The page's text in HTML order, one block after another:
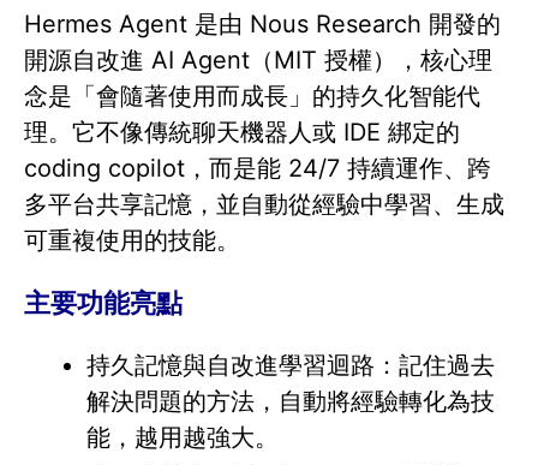
Hermes Agent 是由 Nous Research 開發的
開源自改進 AI Agent（MIT 授權），核心理
念是「會隨著使用而成長」的持久化智能代
理。它不像傳統聊天機器人或 IDE 綁定的
coding copilot，而是能 24/7 持續運作、跨
多平台共享記憶，並自動從經驗中學習、生成
可重複使用的技能。
主要功能亮點
持久記憶與自改進學習迴路：記住過去
解決問題的方法，自動將經驗轉化為技
能，越用越強大。